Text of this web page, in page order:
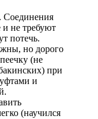
Соединения
не требуют
потечь.
но дорого
(не
при
и
(научился